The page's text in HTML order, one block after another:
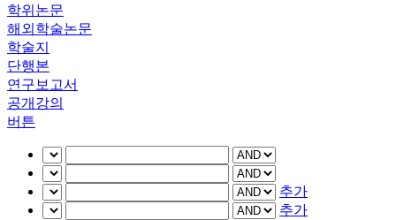
학위논문
해외학술논문
학술지
단행본
연구보고서
공개강의
버튼
추가
추가